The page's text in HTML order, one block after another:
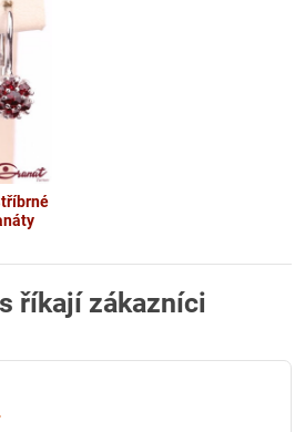
říkají zákazníci